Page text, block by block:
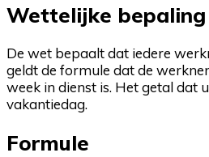
Wettelijke bepaling
De wet bepaalt dat iedere
geldt de formule dat de
week in dienst is. Het getal dat
vakantiedag.
Formule